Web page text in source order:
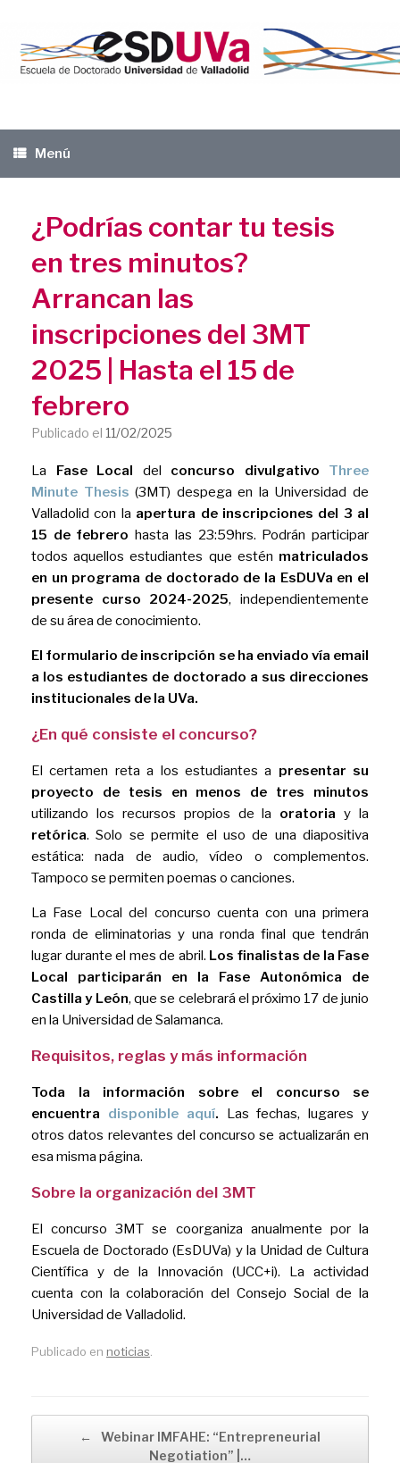
contenido
Menú
¿Podrías contar tu tesis
en tres minutos?
Arrancan las
inscripciones del 3MT
2025 | Hasta el 15 de
febrero
Publicado el 11/02/2025
La Fase Local del concurso divulgativo Three
Minute Thesis (3MT) despega en la Universidad de
Valladolid con la apertura de inscripciones del 3 al
15 de febrero hasta las 23:59hrs. Podrán participar
todos aquellos estudiantes que estén matriculados
en un programa de doctorado de la EsDUVa en el
presente curso 2024-2025, independientemente
de su área de conocimiento.
El formulario de inscripción se ha enviado vía email
a los estudiantes de doctorado a sus direcciones
institucionales de la UVa.
¿En qué consiste el concurso?
El certamen reta a los estudiantes a presentar su
proyecto de tesis en menos de tres minutos
utilizando los recursos propios de la oratoria y la
retórica. Solo se permite el uso de una diapositiva
estática: nada de audio, vídeo o complementos.
Tampoco se permiten poemas o canciones.
La Fase Local del concurso cuenta con una primera
ronda de eliminatorias y una ronda final que tendrán
lugar durante el mes de abril. Los finalistas de la Fase
Local participarán en la Fase Autonómica de
Castilla y León, que se celebrará el próximo 17 de junio
en la Universidad de Salamanca.
Requisitos, reglas y más información
Toda la información sobre el concurso se
encuentra disponible aquí. Las fechas, lugares y
otros datos relevantes del concurso se actualizarán en
esa misma página.
Sobre la organización del 3MT
El concurso 3MT se coorganiza anualmente por la
Escuela de Doctorado (EsDUVa) y la Unidad de Cultura
Científica y de la Innovación (UCC+i). La actividad
cuenta con la colaboración del Consejo Social de la
Universidad de Valladolid.
Publicado en noticias
←
Webinar IMFAHE: “Entrepreneurial
Negotiation” |…